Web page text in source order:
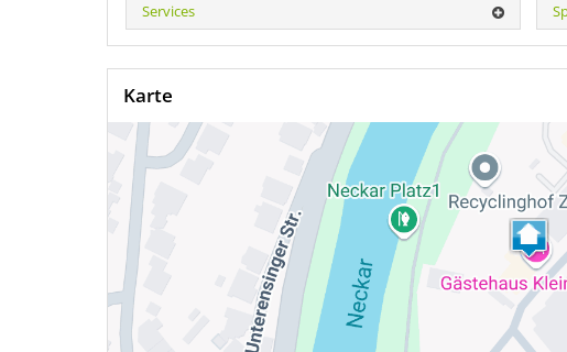
Services
Karte